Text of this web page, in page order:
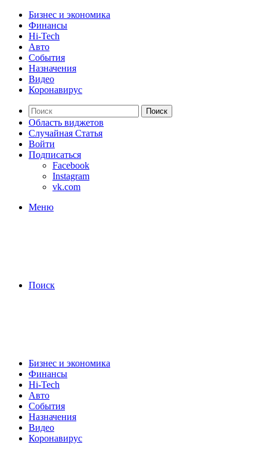
Бизнес и экономика
Финансы
Hi-Tech
Авто
События
Назначения
Видео
Коронавирус
Поиск
Область виджетов
Случайная Статья
Войти
Подписаться
Facebook
Instagram
vk.com
Меню
Поиск
Бизнес и экономика
Финансы
Hi-Tech
Авто
События
Назначения
Видео
Коронавирус